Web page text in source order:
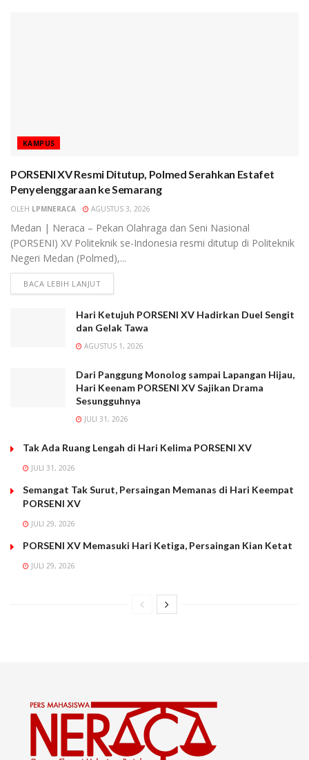
KAMPUS
PORSENI XV Resmi Ditutup, Polmed Serahkan Estafet
Penyelenggaraan ke Semarang
OLEH LPMNERACA AGUSTUS 3, 2026
Medan | Neraca – Pekan Olahraga dan Seni Nasional
(PORSENI) XV Politeknik se-Indonesia resmi ditutup di Politeknik
Negeri Medan (Polmed),...
BACA LEBIH LANJUT
Hari Ketujuh PORSENI XV Hadirkan Duel Sengit
dan Gelak Tawa
AGUSTUS 1, 2026
Dari Panggung Monolog sampai Lapangan Hijau,
Hari Keenam PORSENI XV Sajikan Drama
Sesungguhnya
JULI 31, 2026
Tak Ada Ruang Lengah di Hari Kelima PORSENI XV
JULI 31, 2026
Semangat Tak Surut, Persaingan Memanas di Hari Keempat
PORSENI XV
JULI 29, 2026
PORSENI XV Memasuki Hari Ketiga, Persaingan Kian Ketat
JULI 29, 2026